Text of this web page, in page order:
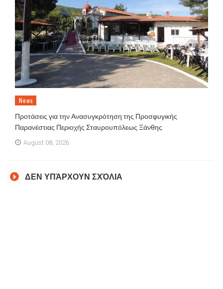
News
Προτάσεις για την Ανασυγκρότηση της Προσφυγικής
Παρανέστιας Περιοχής Σταυρουπόλεως Ξάνθης
August 08, 2026
ΔΕΝ ΥΠΆΡΧΟΥΝ ΣΧΌΛΙΑ